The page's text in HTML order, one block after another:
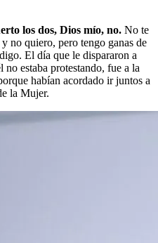
los dos, Dios mío, no. No te
no quiero, pero tengo ganas de
El día que le dispararon a
no estaba protestando, fue a la
habían acordado ir juntos a
la Mujer.